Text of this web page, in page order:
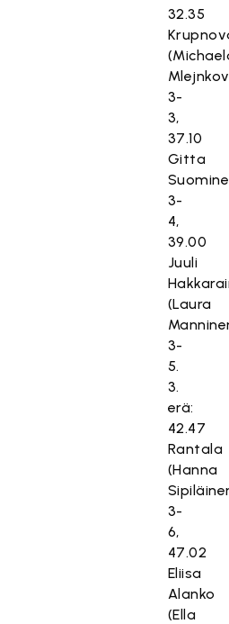
32.35
3-
3,
37.10
Gitta
3-
4,
39.00
Juuli
(Laura
3-
5.
3.
erä:
42.47
Rantala
(Hanna
3-
6,
47.02
Eliisa
Alanko
(Ella